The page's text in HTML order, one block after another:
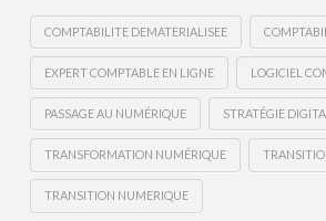
COMPTABILITE DEMATERIALISEE
EXPERT COMPTABLE EN LIGNE LOGICIEL
PASSAGE AU NUMÉRIQUE STRATÉGIE
TRANSFORMATION NUMÉRIQUE
TRANSITION NUMERIQUE